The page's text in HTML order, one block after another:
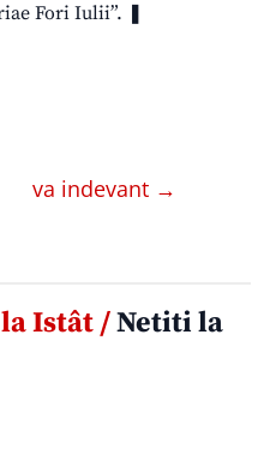
Fori Iulii”. ❚
va indevant →
Istât /Netiti la